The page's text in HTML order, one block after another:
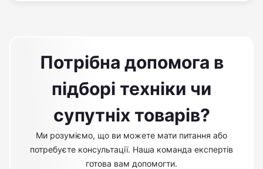
Потрібна допомога в
підборі техніки чи
супутніх товарів?
Ми розуміємо, що ви можете мати питання або
потребуєте консультації. Наша команда експертів
готова вам допомогти.